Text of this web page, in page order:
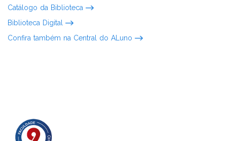
Catálogo da Biblioteca
Biblioteca Digital
Confira também na Central do ALuno